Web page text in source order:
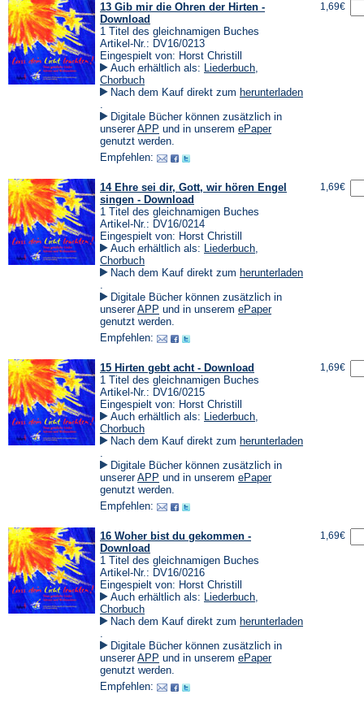
13 Gib mir die Ohren der Hirten -
Download
1 Titel des gleichnamigen Buches
Artikel-Nr.: DV16/0213
Eingespielt von: Horst Christill
Auch erhältlich als: Liederbuch,
Chorbuch
Nach dem Kauf direkt zum herunterladen
in
einem
neuen
Tab)
.
Digitale Bücher können zusätzlich in
unsererAPP (Öffnet
in
neuen
und in unserem ePaper(Öffnet
genutzt werden.
Empfehlen:
1,69€
14 Ehre sei dir, Gott, wir hören Engel
singen - Download
1 Titel des gleichnamigen Buches
Artikel-Nr.: DV16/0214
Eingespielt von: Horst Christill
Auch erhältlich als: Liederbuch,
Chorbuch
Nach dem Kauf direkt zum herunterladen
in
einem
neuen
Tab)
.
Digitale Bücher können zusätzlich in
unsererAPP (Öffnet
in
neuen
und in unserem ePaper(Öffnet
genutzt werden.
Empfehlen:
1,69€
15 Hirten gebt acht - Download
1 Titel des gleichnamigen Buches
Artikel-Nr.: DV16/0215
Eingespielt von: Horst Christill
Auch erhältlich als: Liederbuch,
Chorbuch
Nach dem Kauf direkt zum herunterladen
in
einem
neuen
Tab)
.
Digitale Bücher können zusätzlich in
unsererAPP (Öffnet
in
neuen
und in unserem ePaper(Öffnet
genutzt werden.
Empfehlen:
1,69€
16 Woher bist du gekommen -
Download
1 Titel des gleichnamigen Buches
Artikel-Nr.: DV16/0216
Eingespielt von: Horst Christill
Auch erhältlich als: Liederbuch,
Chorbuch
Nach dem Kauf direkt zum herunterladen
in
einem
neuen
Tab)
.
Digitale Bücher können zusätzlich in
unsererAPP (Öffnet
in
neuen
und in unserem ePaper(Öffnet
genutzt werden.
Empfehlen:
1,69€